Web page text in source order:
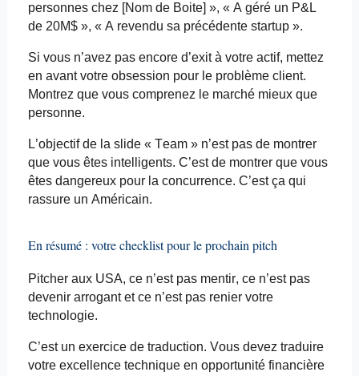
personnes chez [Nom de Boite] », « A géré un P&L
de 20M$ », « A revendu sa précédente startup ».
Si vous n’avez pas encore d’exit à votre actif, mettez
en avant votre obsession pour le problème client.
Montrez que vous comprenez le marché mieux que
personne.
L’objectif de la slide « Team » n’est pas de montrer
que vous êtes intelligents. C’est de montrer que vous
êtes dangereux pour la concurrence. C’est ça qui
rassure un Américain.
En résumé : votre checklist pour le prochain pitch
Pitcheraux USA, ce n’est pas mentir, ce n’est pas
devenir arrogant et ce n’est pas renier votre
technologie.
C’est un exercice de traduction. Vous devez traduire
votre excellence technique en opportunité financière